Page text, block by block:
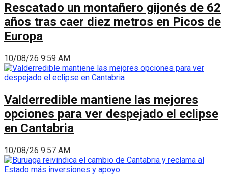
Rescatado un montañero gijonés de 62
años tras caer diez metros en Picos de
Europa
10/08/26 9:59 AM
Valderredible mantiene las mejores
opciones para ver despejado el eclipse
en Cantabria
10/08/26 9:57 AM